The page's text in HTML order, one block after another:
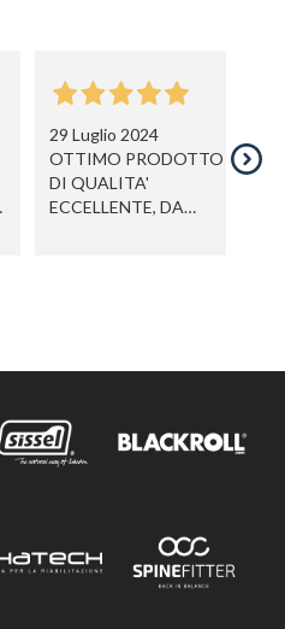
29 Luglio 2024
OTTIMO PRODOTTO
DI QUALITA'
ECCELLENTE, DA